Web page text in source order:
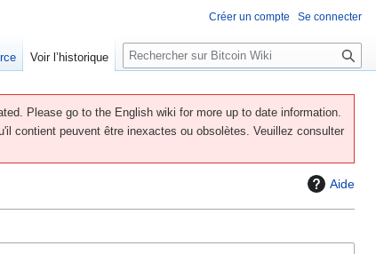
Please go to the English wiki for more up to date information.
contient peuvent être inexactes ou obsolètes. Veuillez consulter
Aide
Créer un compte Se connecter
Voir l’historique
R
e
h
e
e